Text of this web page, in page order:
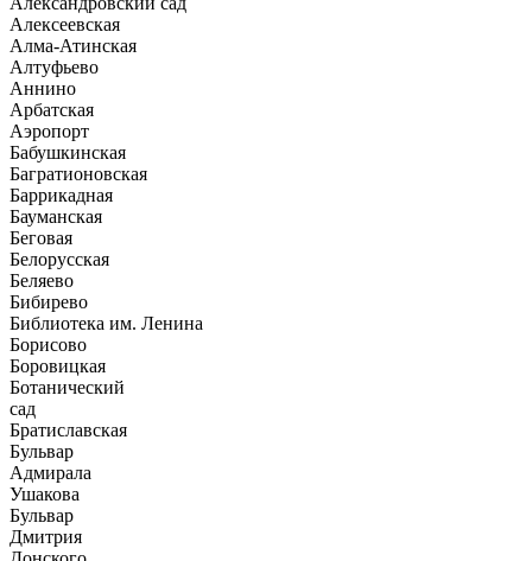
Алексеевская
Алма-Атинская
Алтуфьево
Аннино
Арбатская
Аэропорт
Бабушкинская
Багратионовская
Баррикадная
Бауманская
Беговая
Белорусская
Беляево
Бибирево
Библиотека им. Ленина
Борисово
Боровицкая
Ботанический
сад
Братиславская
Бульвар
Адмирала
Ушакова
Бульвар
Дмитрия